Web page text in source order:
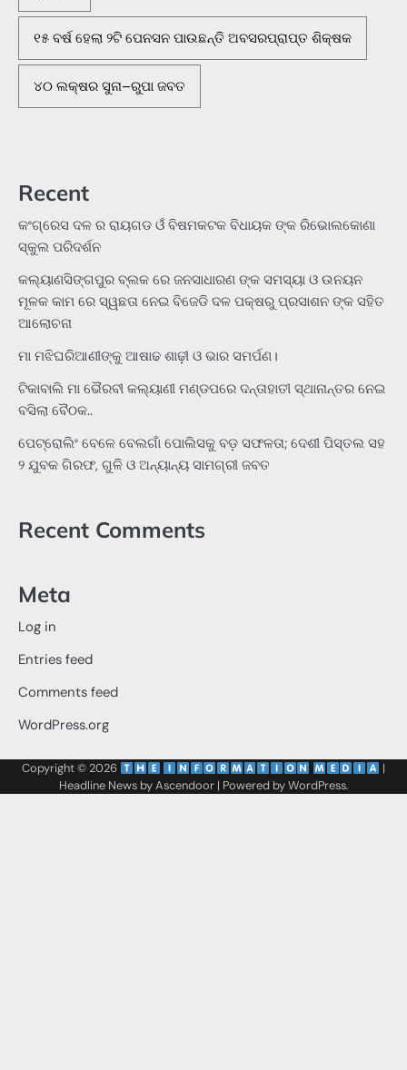
୧୫ ବର୍ଷ ହେଲା ୨ଟି ପେନସନ ପାଉଛନ୍ତି ଅବସରପ୍ରାପ୍ତ ଶିକ୍ଷକ
୪୦ ଲକ୍ଷର ସୁନା–ରୁପା ଜବତ
Recent
କଂଗ୍ରେସ ଦଳ ର ରାୟଗଡ ଓଁ ବିଷମକଟକ ବିଧାୟକ ଙ୍କ ରିଭୋଲକୋଣା
ସ୍କୁଲ ପରିଦର୍ଶନ
କଲ୍ୟାଣସିଙ୍ଗପୁର ବ୍ଲକ ରେ ଜନସାଧାରଣ ଙ୍କ ସମସ୍ୟା ଓ ଉନୟନ
ମୂଳକ କାମ ରେ ସ୍ୱଛତା ନେଇ ବିଜେଡି ଦଳ ପକ୍ଷରୁ ପ୍ରସାଶନ ଙ୍କ ସହିତ
ଆଲୋଚନା
ମା ମଝିଘରିଆଣୀଙ୍କୁ ଆଷାଢ ଶାଢ଼ୀ ଓ ଭାର ସମର୍ପଣ।
ଟିକାବାଲି ମା ଭୈରବୀ କଲ୍ୟାଣୀ ମଣ୍ଡପରେ ଦନ୍ତାହାତୀ ସ୍ଥାନାନ୍ତର ନେଇ
ବସିଲା ବୈଠକ..
ପେଟ୍ରୋଲିଂ ବେଳେ ବେଲଗାଁ ପୋଲିସକୁ ବଡ଼ ସଫଳତା; ଦେଶୀ ପିସ୍ତଲ ସହ
୨ ଯୁବକ ଗିରଫ, ଗୁଳି ଓ ଅନ୍ୟାନ୍ୟ ସାମଗ୍ରୀ ଜବତ
Recent Comments
Meta
Log in
Entries feed
Comments feed
WordPress.org
Copyright © 2026
|
Headline News byAscendoor| Powered byWordPress.